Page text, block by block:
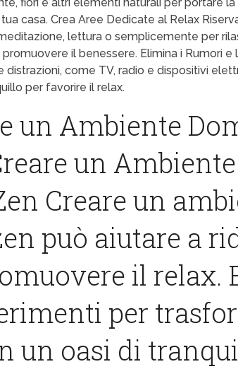
casa. Crea Aree Dedicate al Relax
lettura o semplicemente per
il benessere. Elimina i Rumori e
distrazioni, come TV, radio e dispositivi
per favorire il relax.
un Ambiente
un Ambiente
Creare un
può aiutare a
il relax.
per
un oasi di